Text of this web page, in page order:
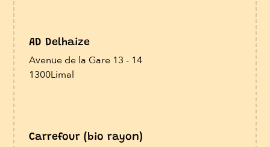
AD Delhaize
Avenue de la Gare 13 - 14
1300Limal
Carrefour (bio rayon)